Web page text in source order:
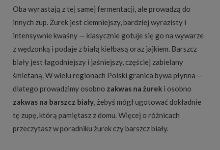
Oba wyrastają z tej samej fermentacji, ale prowadzą do
innych zup. Żurek jest ciemniejszy, bardziej wyrazisty i
intensywnie kwaśny — klasycznie gotuje się go na wywarze
z wędzonką i podaje z białą kiełbasą oraz jajkiem. Barszcz
biały jest łagodniejszy i jaśniejszy, częściej zabielany
śmietaną. W wielu regionach Polski granica bywa płynna —
dlatego prowadzimy osobno zakwas na żurek i osobno
zakwas na barszcz biały , żebyś mógł ugotować dokładnie
tę zupę, którą pamiętasz z domu. Więcej o różnicach
przeczytasz w poradniku żurek czy barszcz biały.